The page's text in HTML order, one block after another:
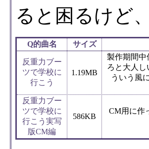
ると困るけど
Q的曲名 サイズ
反重力ブー
ツで学校に
行こう
1.19MB
製作期間中
ろと大人
ういう風
反重力ブー
ツで学校に
行こう実写
版CM編
586KB
CM用に作